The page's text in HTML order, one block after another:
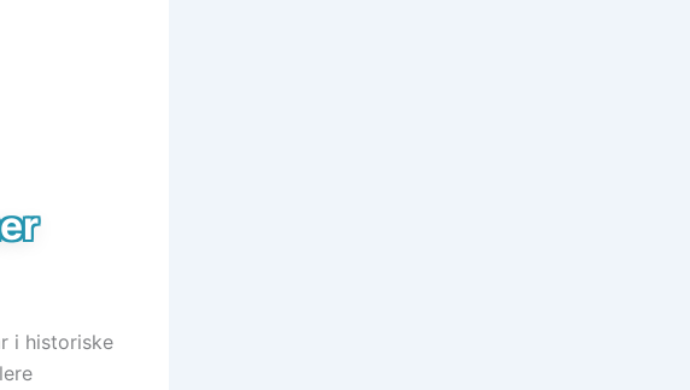
i historiske